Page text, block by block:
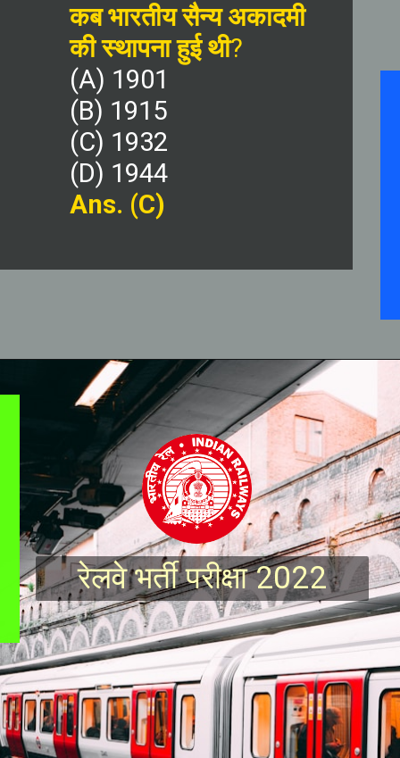
कब भारतीय सैन्य अकादमी
की स्थापना हुई थी?
(A) 1901
(B) 1915
(C) 1932
(D) 1944
Ans. (C)
रेलवे भर्ती परीक्षा 2022